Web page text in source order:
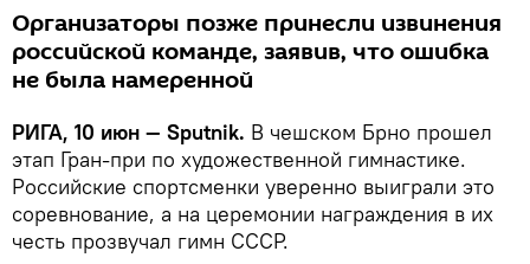
Организаторы позже принесли извинения
российской команде, заявив, что ошибка
не была намеренной
РИГА, 10 июн — Sputnik. В чешском Брно прошел
этап Гран-при по художественной гимнастике.
Российские спортсменки уверенно выиграли это
соревнование, а на церемонии награждения в их
честь прозвучал гимн СССР.